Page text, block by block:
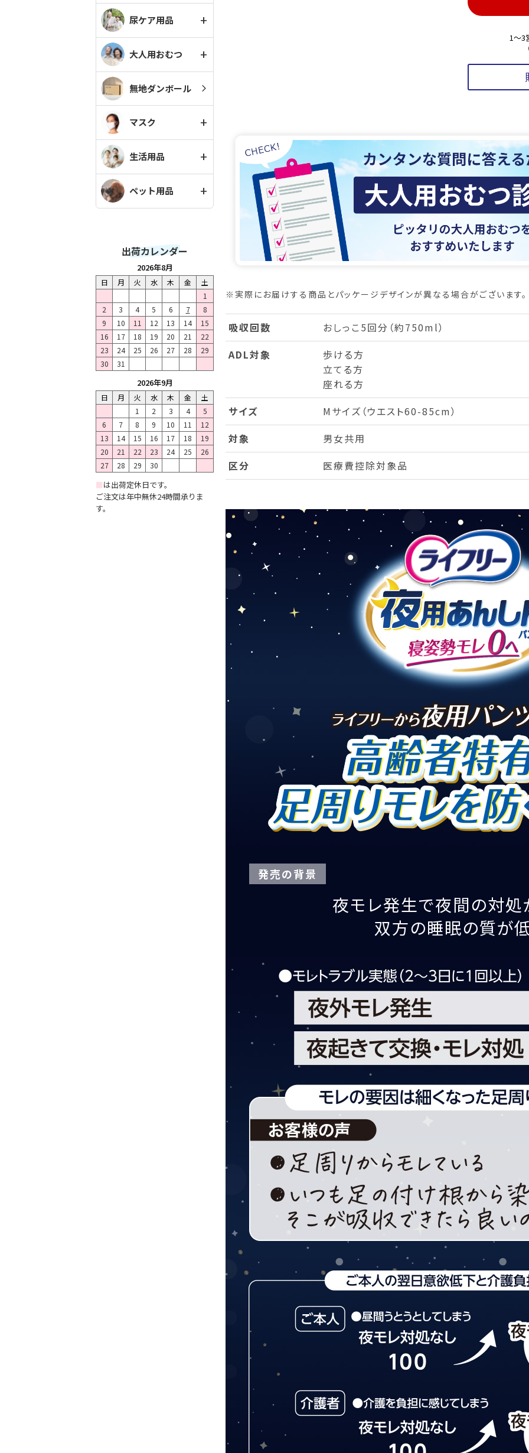
尿ケア用品
大人用おむつ
無地ダンボール
マスク
生活用品
ペット用品
出荷カレンダー
2026年8月
日 月 火 水 木 金
土
1
2
3 4 5 6 7
8
9
10 11 12 13 14
15
16
17 18 19 20 21
22
23
24 25 26 27 28
29
30
31
2026年9月
日 月 火 水 木 金
土
1
2 3 4
5
6
7 8 9 10 11
12
13
14 15 16 17 18
19
20
21 22 23 24 25
26
27
28 29 30
■は出荷定休日です。
ご注文は年中無休24時間承りま
す。
1～3
※実際にお届けする商品とパッケージデザインが異なる場合がございます。
吸収回数
おしっこ5回分（約750ml）
ADL対象
歩ける方
立てる方
座れる方
サイズ
Mサイズ（ウエスト60-85cm）
対象
男女共用
区分
医療費控除対象品
発売の背景
夜モレ発生で夜間の対処
双方の睡眠の質が